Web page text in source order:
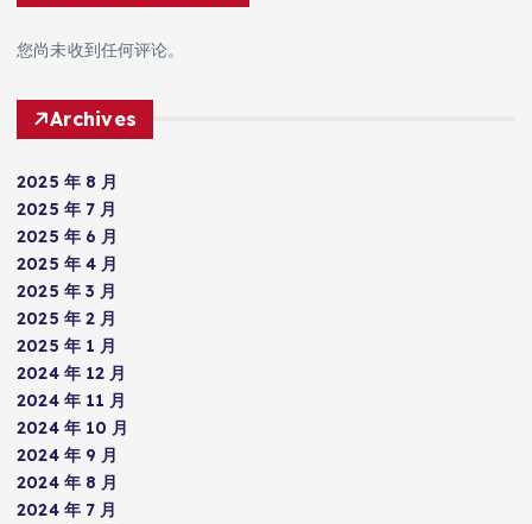
您尚未收到任何评论。
Archives
2025 年 8 月
2025 年 7 月
2025 年 6 月
2025 年 4 月
2025 年 3 月
2025 年 2 月
2025 年 1 月
2024 年 12 月
2024 年 11 月
2024 年 10 月
2024 年 9 月
2024 年 8 月
2024 年 7 月